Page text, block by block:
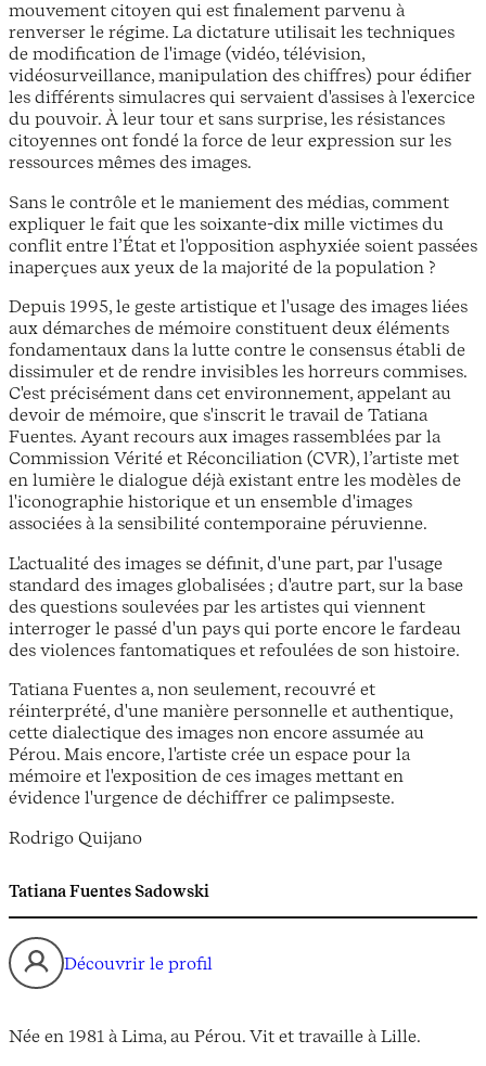
mouvement citoyen qui est finalement parvenu à
renverser le régime. La dictature utilisait les techniques
de modification de l'image (vidéo, télévision,
vidéosurveillance, manipulation des chiffres) pour édifier
les différents simulacres qui servaient d'assises à l'exercice
du pouvoir. À leur tour et sans surprise, les résistances
citoyennes ont fondé la force de leur expression sur les
ressources mêmes des images.
Sans le contrôle et le maniement des médias, comment
expliquer le fait que les soixante-dix mille victimes du
conflit entre l’État et l'opposition asphyxiée soient passées
inaperçues aux yeux de la majorité de la population ?
Depuis 1995, le geste artistique et l'usage des images liées
aux démarches de mémoire constituent deux éléments
fondamentaux dans la lutte contre le consensus établi de
dissimuler et de rendre invisibles les horreurs commises.
C'est précisément dans cet environnement, appelant au
devoir de mémoire, que s'inscrit le travail de Tatiana
Fuentes. Ayant recours aux images rassemblées par la
Commission Vérité et Réconciliation (CVR), l’artiste met
en lumière le dialogue déjà existant entre les modèles de
l'iconographie historique et un ensemble d'images
associées à la sensibilité contemporaine péruvienne.
L'actualité des images se définit, d'une part, par l'usage
standard des images globalisées ; d'autre part, sur la base
des questions soulevées par les artistes qui viennent
interroger le passé d'un pays qui porte encore le fardeau
des violences fantomatiques et refoulées de son histoire.
Tatiana Fuentes a, non seulement, recouvré et
réinterprété, d'une manière personnelle et authentique,
cette dialectique des images non encore assumée au
Pérou. Mais encore, l'artiste crée un espace pour la
mémoire et l'exposition de ces images mettant en
évidence l'urgence de déchiffrer ce palimpseste.
Rodrigo Quijano
Tatiana Fuentes Sadowski
Découvrir le profil
Née en 1981 à Lima, au Pérou. Vit et travaille à Lille.